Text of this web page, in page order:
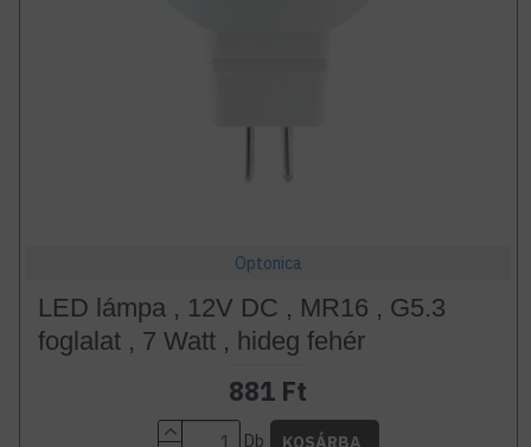
Optonica
LED lámpa , 12V DC , MR16 , G5.3
foglalat , 7 Watt , hideg fehér
881 Ft
Db KOSÁRBA